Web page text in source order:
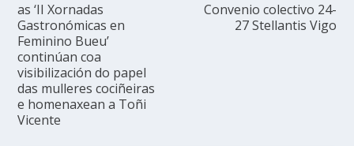
as ‘II Xornadas
Gastronómicas en
Feminino Bueu’
continúan coa
visibilización do papel
das mulleres cociñeiras
e homenaxean a Toñi
Vicente
Convenio colectivo 24-
27 Stellantis Vigo